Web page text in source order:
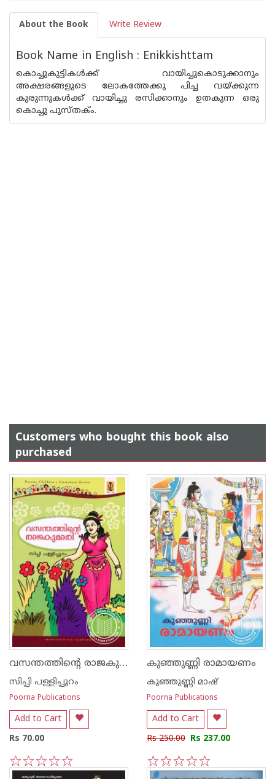
About the Book Write Review
Book Name in English : Enikkishttam
കൊച്ചുകുട്ടികള്‍ക്ക് വായിച്ചുകൊടുക്കാനും
അക്ഷരങ്ങളുടെ ലോകത്തേക്കു പിച്ച വയ്ക്കുന്ന
കുരുന്നുകള്‍ക്ക് വായിച്ചു രസിക്കാനും ഉതകുന്ന ഒരു
കൊച്ചു പുസ്തക്ം.
Customers who bought this book also
purchased
വസന്തത്തിന്റെ രാജകുമാരി
സിപ്പി പള്ളിപ്പുറം
Poorna Publications
Add to Cart
Rs 70.00
5
4
3
2
1
കുഞ്ഞുണ്ണി രാമായണം
കുഞ്ഞുണ്ണി മാഷ്‌
Poorna Publications
Add to Cart
Rs 250.00 Rs 237.00
5
4
3
2
1